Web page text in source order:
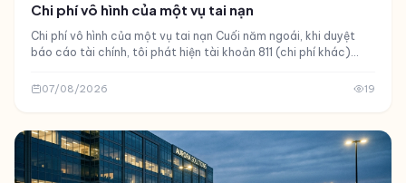
Chi phí vô hình của một vụ tai nạn
Chi phí vô hình của một vụ tai nạn Cuối năm ngoái, khi duyệt
báo cáo tài chính, tôi phát hiện tài khoản 811 (chi phí khác)
07/08/2026 19